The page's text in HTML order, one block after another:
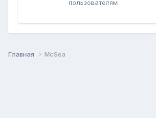
пользователям
Главная McSea